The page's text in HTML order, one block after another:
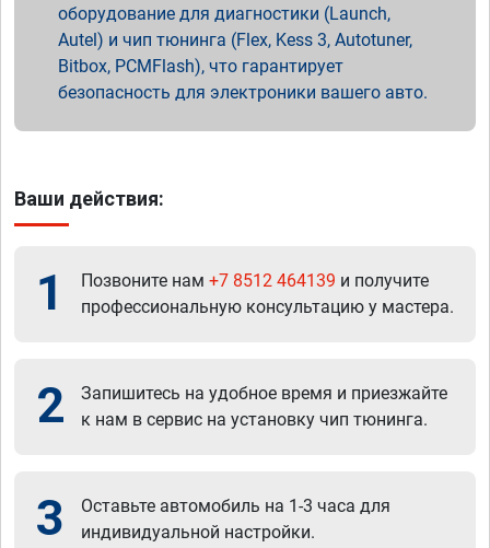
оборудование для диагностики (Launch,
Autel) и чип тюнинга (Flex, Kess 3, Autotuner,
Bitbox, PCMFlash), что гарантирует
безопасность для электроники вашего авто.
Ваши действия:
1 Позвоните нам +7 8512 464139 и получите
профессиональную консультацию у мастера.
2
Запишитесь на удобное время и приезжайте
к нам в сервис на установку чип тюнинга.
3
Оставьте автомобиль на 1-3 часа для
индивидуальной настройки.